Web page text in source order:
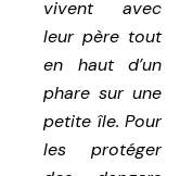
vivent avec
leur père tout
en haut d’un
phare sur une
petite île. Pour
les protéger